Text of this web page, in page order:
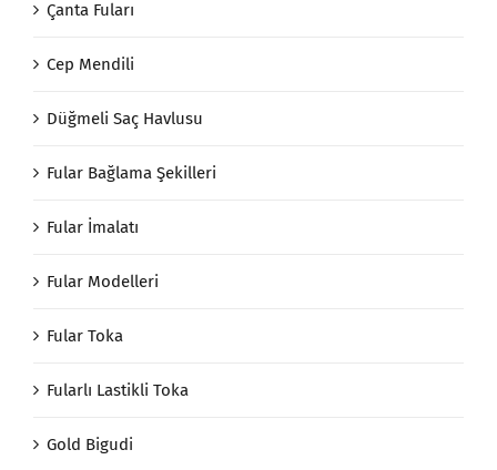
Çanta Fuları
Cep Mendili
Düğmeli Saç Havlusu
Fular Bağlama Şekilleri
Fular İmalatı
Fular Modelleri
Fular Toka
Fularlı Lastikli Toka
Gold Bigudi